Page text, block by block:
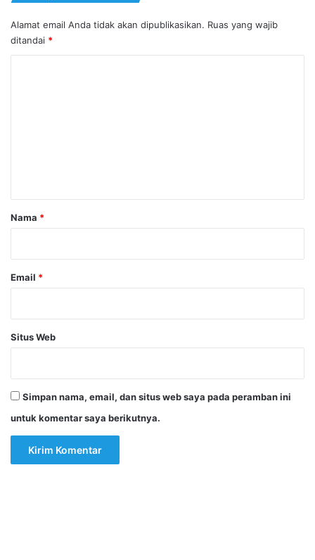
Alamat email Anda tidak akan dipublikasikan. Ruas yang wajib
ditandai *
rNama *
Email *
Situs Web
Simpan nama, email, dan situs web saya pada peramban ini
untuk komentar saya berikutnya.